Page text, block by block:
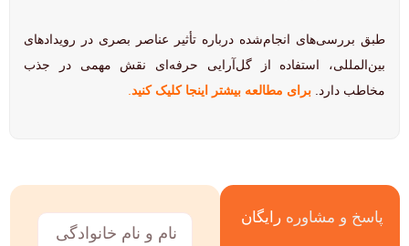
طبق بررسی‌های انجام‌شده درباره تأثیر عناصر بصری در رویدادهای
بین‌المللی، استفاده از گل‌آرایی حرفه‌ای نقش مهمی در جذب
مخاطب دارد. برای مطالعه بیشتر اینجا کلیک کنید
پاسخ و مشاورهرایگان
نام